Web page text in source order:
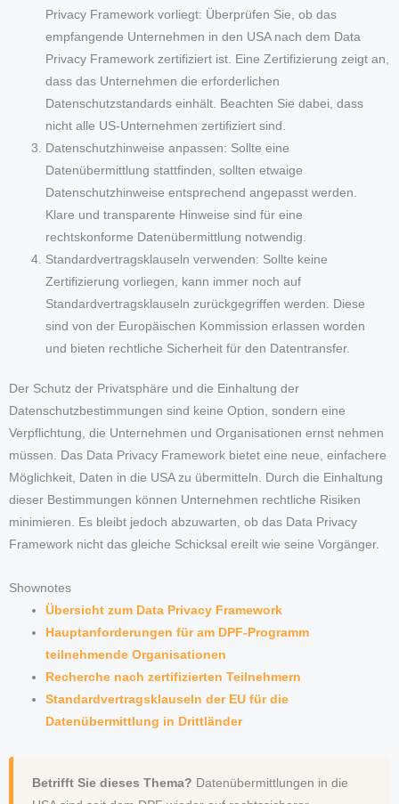
Privacy Framework vorliegt: Überprüfen Sie, ob das
empfangende Unternehmen in den USA nach dem Data
Privacy Framework zertifiziert ist. Eine Zertifizierung zeigt an,
dass das Unternehmen die erforderlichen
Datenschutzstandards einhält. Beachten Sie dabei, dass
nicht alle US-Unternehmen zertifiziert sind.
Datenschutzhinweise anpassen: Sollte eine
Datenübermittlung stattfinden, sollten etwaige
Datenschutzhinweise entsprechend angepasst werden.
Klare und transparente Hinweise sind für eine
rechtskonforme Datenübermittlung notwendig.
Standardvertragsklauseln verwenden: Sollte keine
Zertifizierung vorliegen, kann immer noch auf
Standardvertragsklauseln zurückgegriffen werden. Diese
sind von der Europäischen Kommission erlassen worden
und bieten rechtliche Sicherheit für den Datentransfer.
Der Schutz der Privatsphäre und die Einhaltung der
Datenschutzbestimmungen sind keine Option, sondern eine
Verpflichtung, die Unternehmen und Organisationen ernst nehmen
müssen. Das Data Privacy Framework bietet eine neue, einfachere
Möglichkeit, Daten in die USA zu übermitteln. Durch die Einhaltung
dieser Bestimmungen können Unternehmen rechtliche Risiken
minimieren. Es bleibt jedoch abzuwarten, ob das Data Privacy
Framework nicht das gleiche Schicksal ereilt wie seine Vorgänger.
Shownotes
Übersicht zum Data Privacy Framework
Hauptanforderungen für am DPF-Programm
teilnehmende Organisationen
Recherche nach zertifizierten Teilnehmern
Standardvertragsklauseln der EU für die
Datenübermittlung in Drittländer
Betrifft Sie dieses Thema? Datenübermittlungen in die